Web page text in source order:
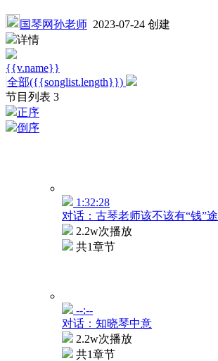
国琴网孙老师 2023-07-24 创建
详情
{{v.name}}
全部({{songlist.length}})
节目列表 3
正序
倒序
1:32:28
对话：古琴老师该不该有“钱”途
2.2w次播放
共1章节
--:--
对话：知晓琴中意
2.2w次播放
共1章节